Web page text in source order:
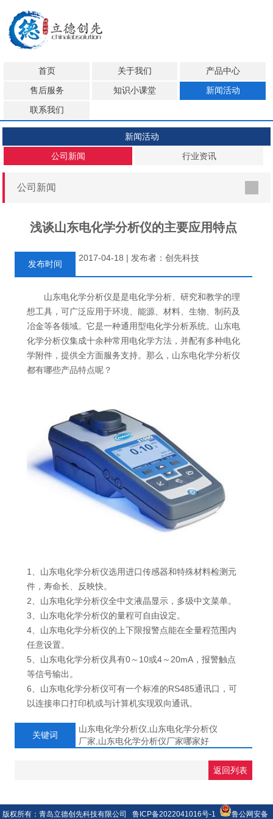
首页 关于我们 产品中心
售后服务 知识小课堂 新闻活动
联系我们
新闻活动
公司新闻
行业资讯
公司新闻
浅谈山东电化学分析仪的主要应用特点
发布时间
2017-04-18 | 发布者：创先科技
山东电化学分析仪是是电化学分析、研究和教学的理
想工具，可广泛应用于环境、能源、材料、生物、制药及
冶金等各领域。它是一种通用型电化学分析系统。山东电
化学分析仪集成十余种常用电化学方法，并配有多种电化
学附件，提供全方面服务支持。那么，山东电化学分析仪
都有哪些产品特点呢？
1、山东电化学分析仪选用进口传感器和特殊材料检测元
件，寿命长、反映快。
2、山东电化学分析仪全中文液晶显示，多级中文菜单。
3、山东电化学分析仪的量程可自由设定。
4、山东电化学分析仪的上下限报警点能在全量程范围内
任意设置。
5、山东电化学分析仪具有0～10或4～20mA，报警触点
等信号输出。
6、山东电化学分析仪可有一个标准的RS485通讯口，可
以连接串口打印机或与计算机实现双向通讯。
关键词
山东电化学分析仪,山东电化学分析仪
厂家,山东电化学分析仪厂家哪家好
返回列表
版权所有：青岛立德创先科技有限公司鲁ICP备2022041016号-1 鲁公网安备